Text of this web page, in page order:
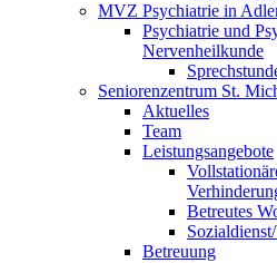
MVZ Psychiatrie in
Psychiatrie und
Nervenheilkunde
Seniorenzentrum St.
Aktuelles
Team
Leistungsangebote
Betreutes
Betreuung